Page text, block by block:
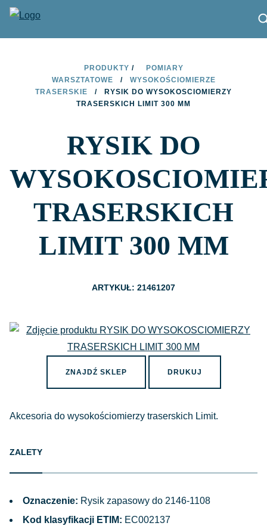
PRODUKTY
ZNAJDŹ SKLEP
KONTAKT
O MARCE LIMIT
PRODUKTY /
POMIARY
WARSZTATOWE
/
WYSOKOŚCIOMIERZE
TRASERSKIE
/
RYSIK DO WYSOKOSCIOMIERZY
TRASERSKICH LIMIT 300 MM
RYSIK DO
TRASERSKICH
LIMIT 300 MM
ARTYKUŁ: 21461207
ZNAJDŹ SKLEP DRUKUJ
Akcesoria do wysokościomierzy traserskich Limit.
ZALETY
Oznaczenie: Rysik zapasowy do 2146-1108
Kod klasyfikacji ETIM: EC002137